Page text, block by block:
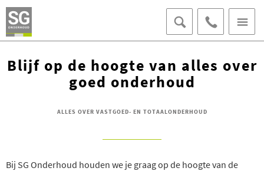
15
OFFERTE AANVRAGEN AFSPRAAK MAKEN
LOKET VOOR BEWONERS
Blijf op de hoogte van alles over
goed onderhoud
ALLES OVER VASTGOED- EN TOTAALONDERHOUD
Bij SG Onderhoud houden we je graag op de hoogte van de